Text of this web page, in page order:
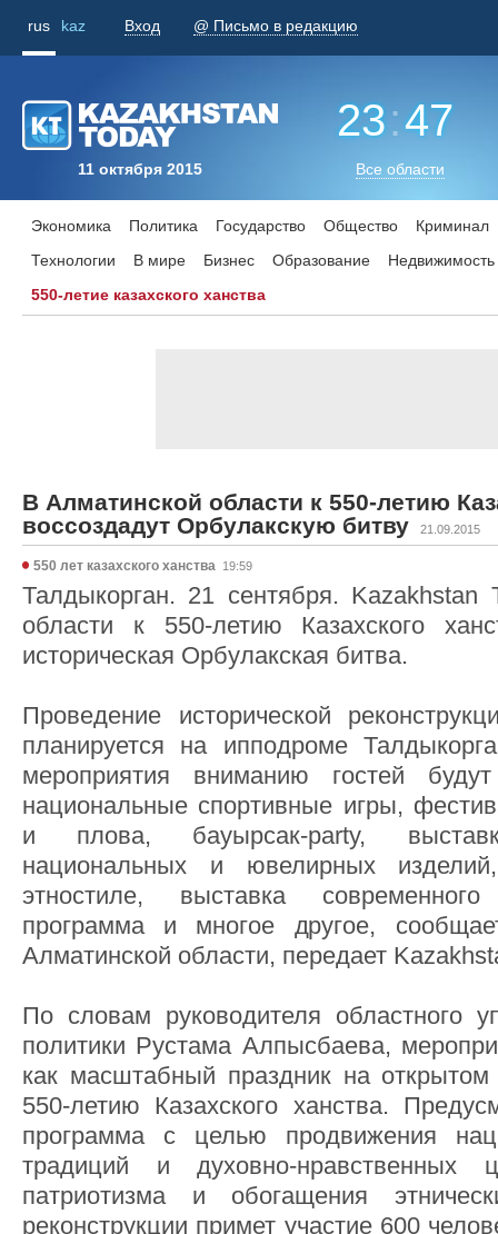
rus kaz Вход @ Письмо в редакцию
11 октября 2015
23:47
Все области
Экономика Политика Государство Общество
Криминал
Технологии
В мире Бизнес Образование
Недвижимость
550-летие казахского ханства
В Алматинской области к 550-летию
воссоздадут Орбулакскую битву
21.09.2015
550 лет казахского ханства 19:59
Талдыкорган. 21 сентября.
области к 550-летию Казахского
историческая Орбулакская битва.
Проведение исторической
планируется на ипподроме
мероприятия вниманию гостей
национальные спортивные игры,
и плова, бауырсак-party,
национальных и ювелирных
этностиле, выставка
программа и многое другое,
Алматинской области, передает
По словам руководителя областного
политики Рустама Алпысбаева,
как масштабный праздник на
550-летию Казахского ханства.
программа с целью продвижения
традиций и духовно-нравственных
патриотизма и обогащения
реконструкции примет участие 600